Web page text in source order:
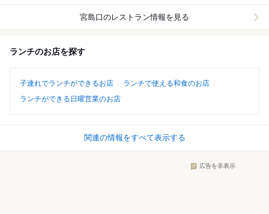
宮島口のレストラン情報を見る
ランチのお店を探す
子連れでランチができるお店
ランチで使える和食のお店
ランチができる日曜営業のお店
関連の情報をすべて表示する
広告を非表示